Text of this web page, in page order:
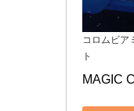
コロムビア
ト
MAGIC